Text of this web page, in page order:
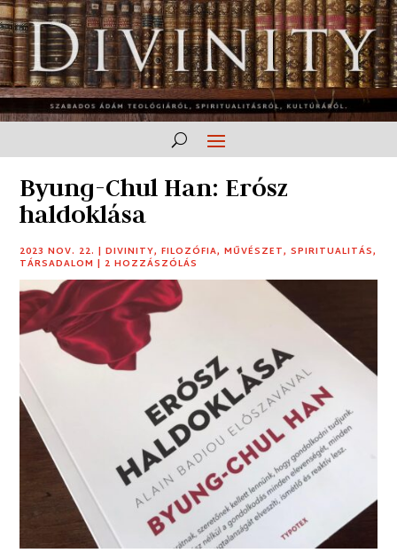
Byung-Chul Han: Erósz
haldoklása
2023 NOV. 22. |DIVINITY,FILOZÓFIA,MŰVÉSZET,SPIRITUALITÁS,
TÁRSADALOM | 2 HOZZÁSZÓLÁS